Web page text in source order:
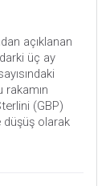
açıklanan
üç ay
(GBP)
düşüş olarak